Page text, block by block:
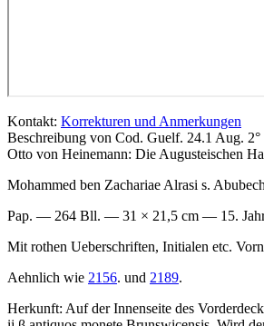
Kontakt: Korrekturen und Anmerkungen
Beschreibung von Cod. Guelf. 24.1 Aug.
Otto von Heinemann: Die Augusteischen
Mohammed ben Zachariae Alrasi s.
Pap. — 264 Bll. — 31 × 21,5 cm — 15.
Mit rothen Ueberschriften, Initialen etc.
Aehnlich wie 2156. und 2189.
Herkunft: Auf der Innenseite des